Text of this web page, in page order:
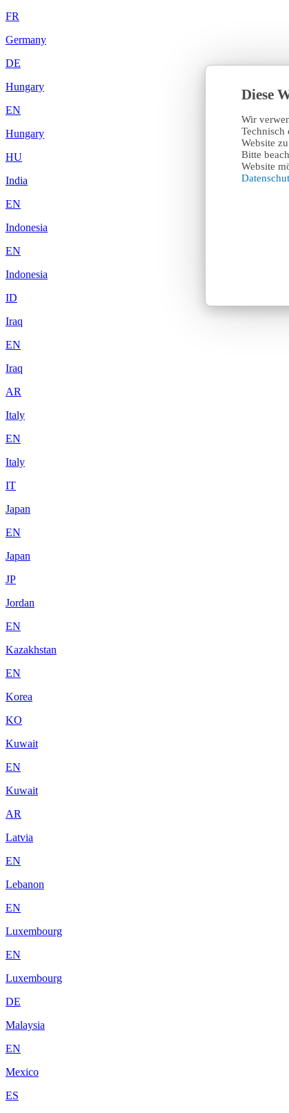
Diese
Wir
Technisch
Website
Bitte
Website
FR
Germany
DE
Hungary
EN
Hungary
HU
India
EN
Indonesia
EN
Indonesia
ID
Iraq
EN
Iraq
AR
Italy
EN
Italy
IT
Japan
EN
Japan
JP
Jordan
EN
Kazakhstan
EN
Korea
KO
Kuwait
EN
Kuwait
AR
Latvia
EN
Lebanon
EN
Luxembourg
EN
Luxembourg
DE
Malaysia
EN
Mexico
ES